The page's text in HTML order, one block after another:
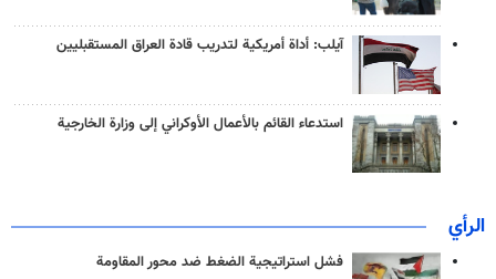
آيلب: أداة أمريكية لتدريب قادة العراق المستقبليين
استدعاء القائم بالأعمال الأوكراني إلى وزارة الخارجية
الرأي
فشل استراتيجية الضغط ضد محور المقاومة